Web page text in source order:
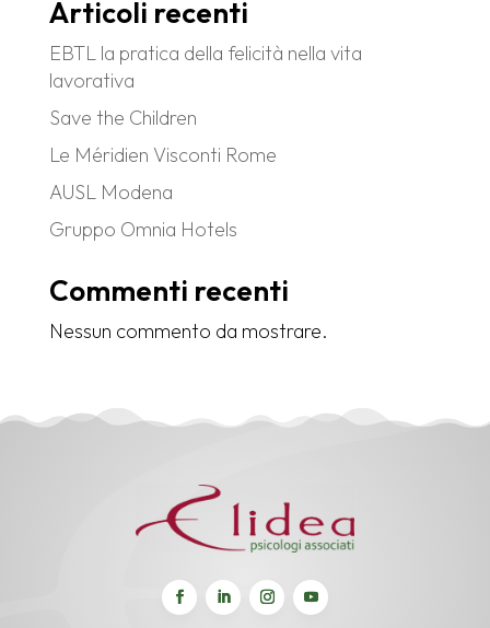
Articoli recenti
EBTL la pratica della felicità nella vita
lavorativa
Save the Children
Le Méridien Visconti Rome
AUSL Modena
Gruppo Omnia Hotels
Commenti recenti
Nessun commento da mostrare.